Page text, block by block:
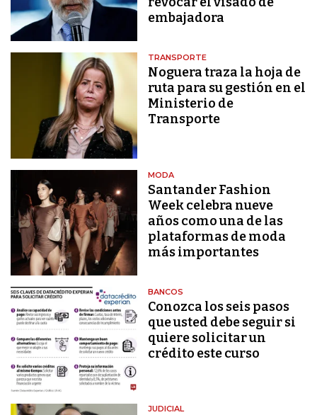
embajadora
TRANSPORTE
Noguera traza la hoja de
ruta para su gestión en el
Ministerio de
Transporte
MODA
Santander Fashion
Week celebra nueve
años como una de las
plataformas de moda
más importantes
BANCOS
Conozca los seis pasos
que usted debe seguir si
quiere solicitar un
crédito este curso
JUDICIAL